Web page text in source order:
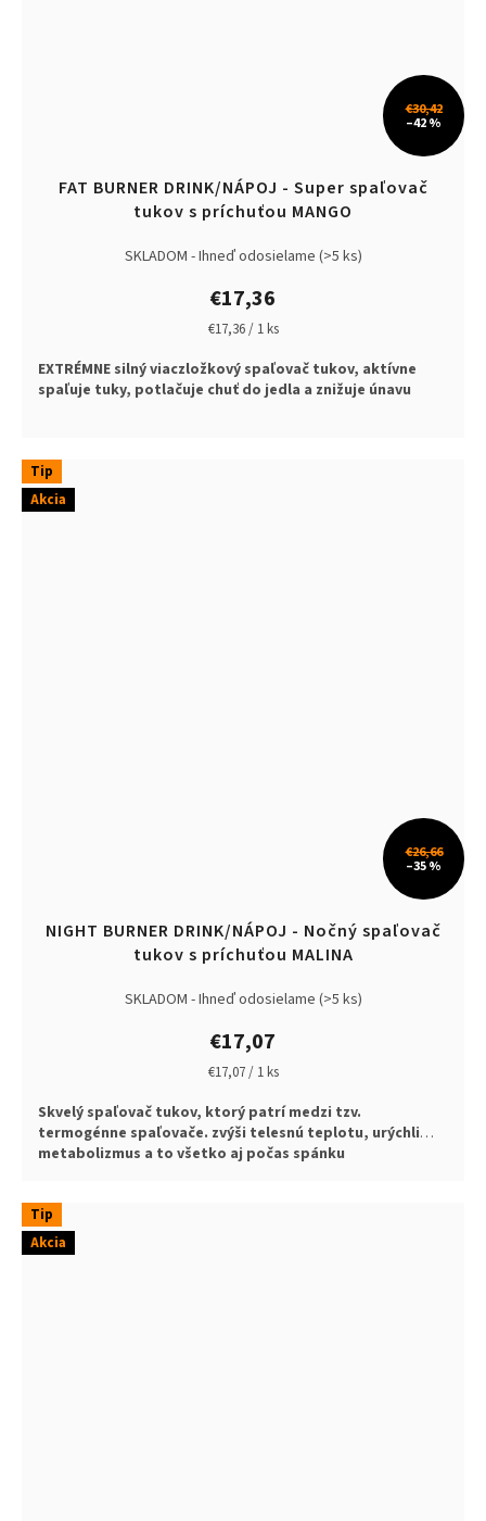
€30,42
–42 %
FAT BURNER DRINK/NÁPOJ - Super spaľovač
tukov s príchuťou MANGO
SKLADOM - Ihneď odosielame (>5 ks)
€17,36
Jednotková
€17,36 / 1 ks
EXTRÉMNE silný viaczložkový spaľovač tukov, aktívne
spaľuje tuky, potlačuje chuť do jedla a znižuje únavu
Tip
Akcia
€26,66
–35 %
NIGHT BURNER DRINK/NÁPOJ - Nočný spaľovač
tukov s príchuťou MALINA
SKLADOM - Ihneď odosielame (>5 ks)
€17,07
Jednotková
€17,07 / 1 ks
Skvelý spaľovač tukov, ktorý patrí medzi tzv.
termogénne spaľovače. zvýši telesnú teplotu, urýchli
metabolizmus a to všetko aj počas spánku
Tip
Akcia